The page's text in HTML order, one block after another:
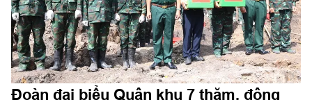
Đoàn đại biểu Quân khu 7 thăm, động